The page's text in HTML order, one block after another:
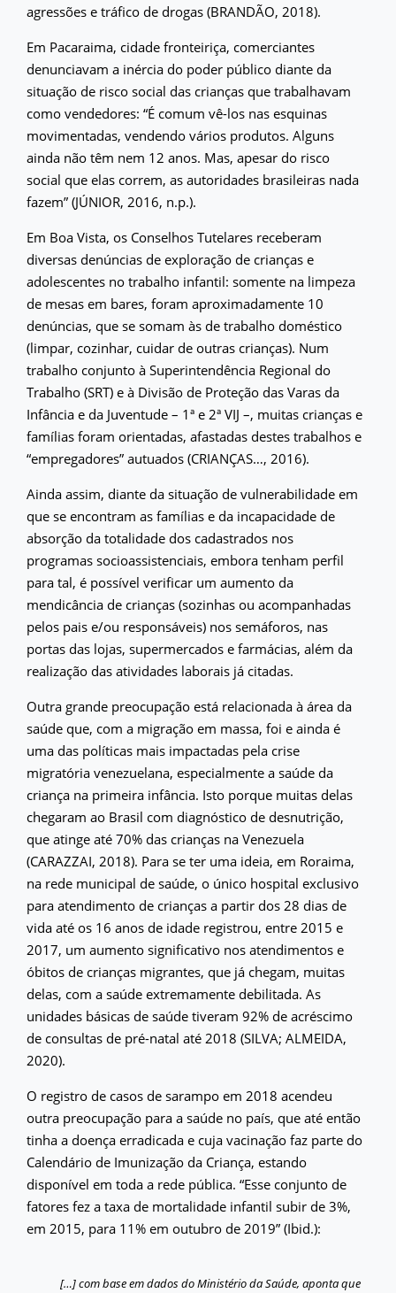
agressões e tráfico de drogas (BRANDÃO, 2018).
Em Pacaraima, cidade fronteiriça, comerciantes
denunciavam a inércia do poder público diante da
situação de risco social das crianças que trabalhavam
como vendedores: “É comum vê-los nas esquinas
movimentadas, vendendo vários produtos. Alguns
ainda não têm nem 12 anos. Mas, apesar do risco
social que elas correm, as autoridades brasileiras nada
fazem” (JÚNIOR, 2016, n.p.).
Em Boa Vista, os Conselhos Tutelares receberam
diversas denúncias de exploração de crianças e
adolescentes no trabalho infantil: somente na limpeza
de mesas em bares, foram aproximadamente 10
denúncias, que se somam às de trabalho doméstico
(limpar, cozinhar, cuidar de outras crianças). Num
trabalho conjunto à Superintendência Regional do
Trabalho (SRT) e à Divisão de Proteção das Varas da
Infância e da Juventude – 1ª e 2ª VIJ –, muitas crianças e
famílias foram orientadas, afastadas destes trabalhos e
“empregadores” autuados (CRIANÇAS…, 2016).
Ainda assim, diante da situação de vulnerabilidade em
que se encontram as famílias e da incapacidade de
absorção da totalidade dos cadastrados nos
programas socioassistenciais, embora tenham perfil
para tal, é possível verificar um aumento da
mendicância de crianças (sozinhas ou acompanhadas
pelos pais e/ou responsáveis) nos semáforos, nas
portas das lojas, supermercados e farmácias, além da
realização das atividades laborais já citadas.
Outra grande preocupação está relacionada à área da
saúde que, com a migração em massa, foi e ainda é
uma das políticas mais impactadas pela crise
migratória venezuelana, especialmente a saúde da
criança na primeira infância. Isto porque muitas delas
chegaram ao Brasil com diagnóstico de desnutrição,
que atinge até 70% das crianças na Venezuela
(CARAZZAI, 2018). Para se ter uma ideia, em Roraima,
na rede municipal de saúde, o único hospital exclusivo
para atendimento de crianças a partir dos 28 dias de
vida até os 16 anos de idade registrou, entre 2015 e
2017, um aumento significativo nos atendimentos e
óbitos de crianças migrantes, que já chegam, muitas
delas, com a saúde extremamente debilitada. As
unidades básicas de saúde tiveram 92% de acréscimo
de consultas de pré-natal até 2018 (SILVA; ALMEIDA,
2020).
O registro de casos de sarampo em 2018 acendeu
outra preocupação para a saúde no país, que até então
tinha a doença erradicada e cuja vacinação faz parte do
Calendário de Imunização da Criança, estando
disponível em toda a rede pública. “Esse conjunto de
fatores fez a taxa de mortalidade infantil subir de 3%,
em 2015, para 11% em outubro de 2019” (Ibid.):
[…] com base em dados do Ministério da Saúde, aponta que